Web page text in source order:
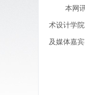
本网
术设计学
及媒体嘉